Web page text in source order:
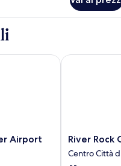
Airport
Hotel & Marina
River
Rock
Casino
River Rock
Centro Città
River Rock